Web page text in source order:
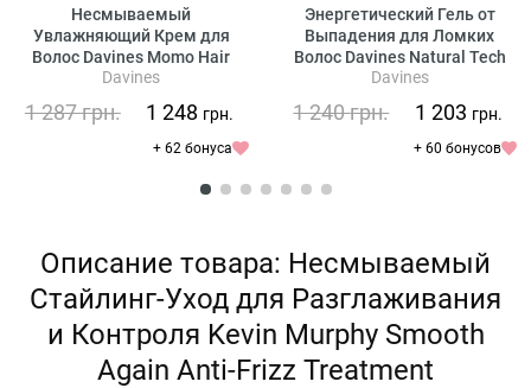
Несмываемый
Увлажняющий Крем для
Волос Davines Momo Hair
Potion
Davines
1 287грн. 1 248 грн.
+ 62 бонуса
Энергетический Гель от
Выпадения для Ломких
Волос Davines Natural Tech
Energizing Gel
Davines
1 240грн. 1 203 грн.
+ 60 бонусов
Описание товара: Несмываемый
Стайлинг-Уход для Разглаживания
и Контроля Kevin Murphy Smooth
Again Anti-Frizz Treatment